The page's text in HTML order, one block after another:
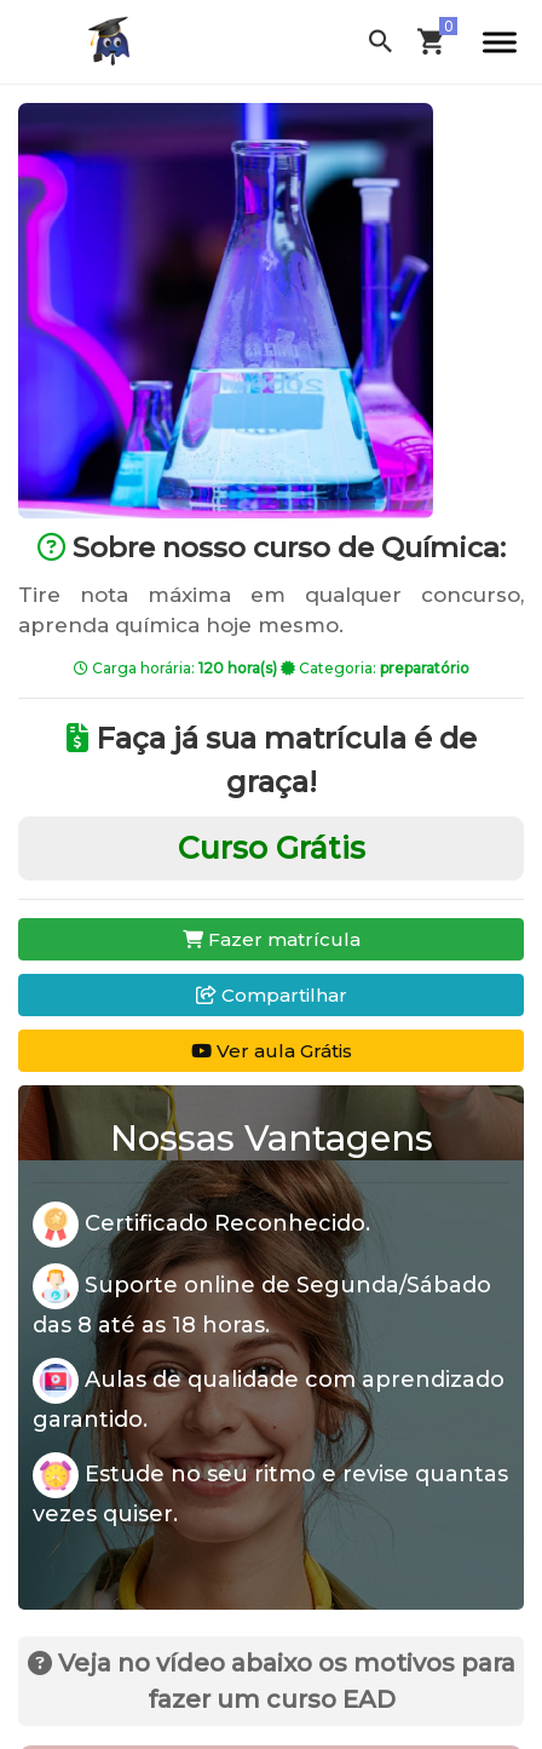
Sobre nosso curso de Química:
Tire nota máxima em qualquer concurso,
aprenda química hoje mesmo.
Carga horária: 120 hora(s) Categoria: preparatório
Faça já sua matrícula é de
graça!
Curso Grátis
Fazer matrícula
Compartilhar
Ver aula Grátis
Nossas Vantagens
Certificado Reconhecido.
Suporte online de Segunda/Sábado
das 8 até as 18 horas.
Aulas de qualidade com aprendizado
garantido.
Estude no seu ritmo e revise quantas
vezes quiser.
Veja no vídeo abaixo os motivos para
fazer um curso EAD